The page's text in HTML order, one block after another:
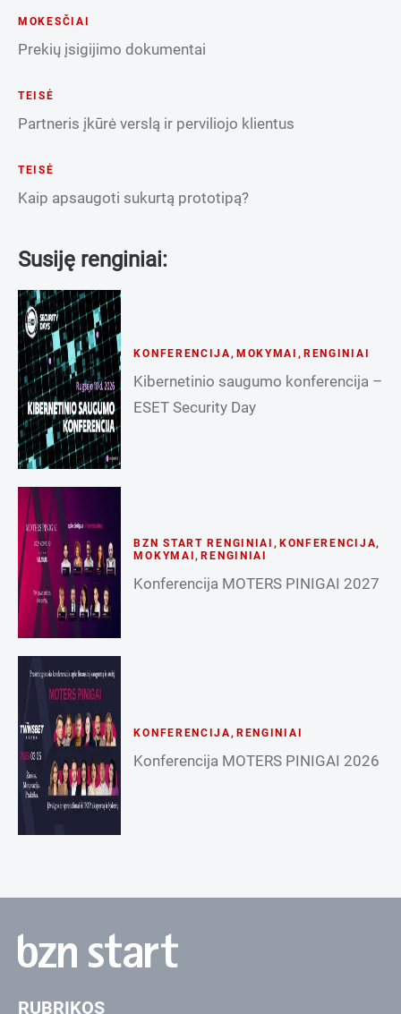
MOKESČIAI
Prekių įsigijimo dokumentai
TEISĖ
Partneris įkūrė verslą ir perviliojo klientus
TEISĖ
Kaip apsaugoti sukurtą prototipą?
Susiję renginiai:
KONFERENCIJA, MOKYMAI , RENGINIAI
Kibernetinio saugumo konferencija –
ESET Security Day
BZN START RENGINIAI , KONFERENCIJA,
MOKYMAI, RENGINIAI
Konferencija MOTERS PINIGAI 2027
KONFERENCIJA, RENGINIAI
Konferencija MOTERS PINIGAI 2026
RUBRIKOS